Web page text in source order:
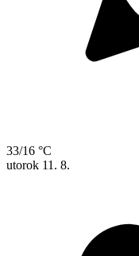
33/16 °C
utorok 11. 8.